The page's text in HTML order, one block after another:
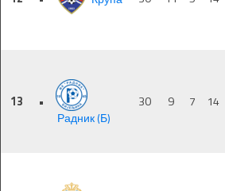
13
•
Радник (Б)
30 9 7 14